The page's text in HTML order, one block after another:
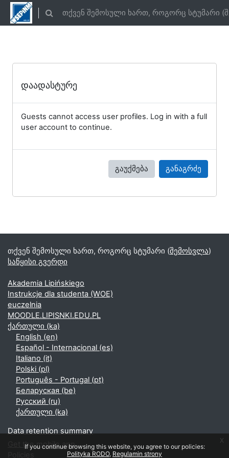
გადადი მთავარ შინაარსზე
Toggle search input
თქვენ შემოსული ხართ, როგორც სტუმარი (
დაადასტურე
Guests cannot access user profiles. Log in with a full
user account to continue.
გაუქმება განაგრძე
თქვენ შემოსული ხართ, როგორც სტუმარი (შემოსვლა)
საწყისი გვერდი
Akademia Lipińskiego
Instrukcje dla studenta (WOE)
euczelnia
MOODLE.LIPISNKI.EDU.PL
ქართული ‎(ka)‎
English ‎(en)‎
Español - Internacional ‎(es)‎
Italiano ‎(it)‎
Polski ‎(pl)‎
Português - Portugal ‎(pt)‎
Беларуская ‎(be)‎
Русский ‎(ru)‎
ქართული ‎(ka)‎
Data retention summary
Get the mobile app
If you continue browsing this website, you agree to our policies:
Polityka RODO Regulamin strony
x